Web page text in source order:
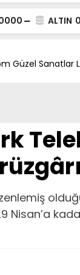
ALTIN
Güzel Sanatlar
Nisan’a